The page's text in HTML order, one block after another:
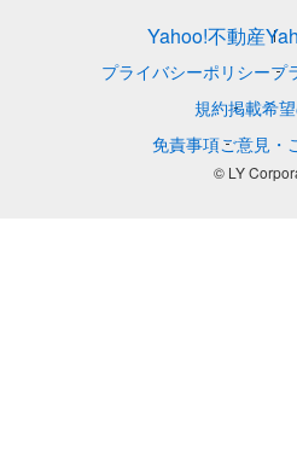
Yahoo!不動産
プライバシーポリシープ
規約掲載希
免責事項ご意見・
© LY